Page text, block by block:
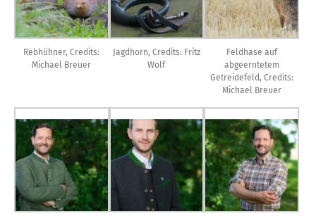
Rebhühner, Credits:
Michael Breuer
Jagdhorn, Credits: Fritz
Wolf
Feldhase auf
abgeerntetem
Getreidefeld, Credits:
Michael Breuer